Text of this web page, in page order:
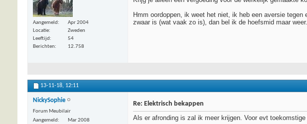
Aangemeld
Apr 2004
Locatie
Zweden
Leeftijd
54
Berichten
12.758
Hmm oordoppen, ik weet het niet, ik heb een aversie
zwaar is (wat vaak zo is), dan bel ik de hoefsmid maar
13-11-18, 12:11
NickySophie
Forum Meubilair
Aangemeld
Mar 2008
Re: Elektrisch bekappen
Als er afronding is zal ik meer krijgen. Voor evt